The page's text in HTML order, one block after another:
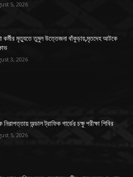
5, 2026
কর্মীর মৃত্যুতে তুমুল উত্তেজনা বাঁকুড়ায়,মৃতদেহ আটকে
3, 2026
অন্ডাল ট্রাফিক গার্ডের চক্ষু পরীক্ষা শিবির
5, 2026